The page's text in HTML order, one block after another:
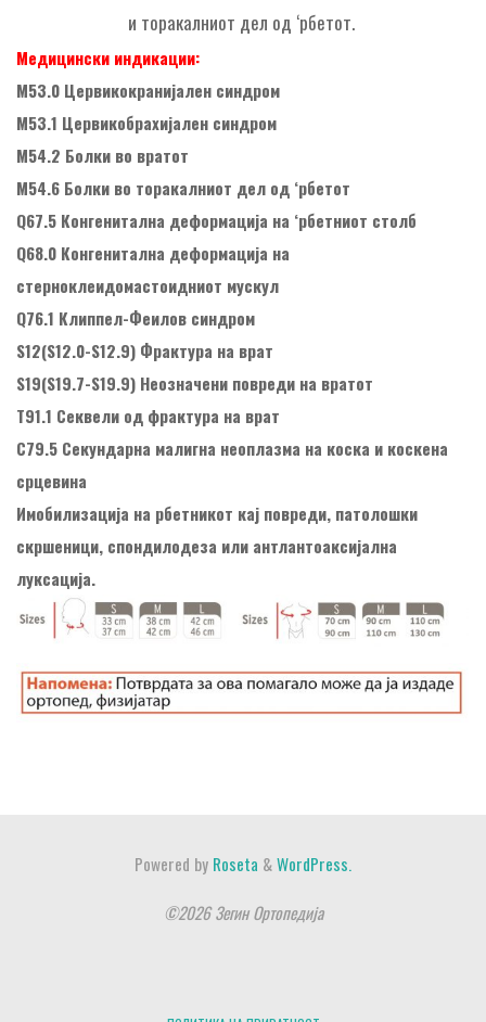
и торакалниот дел од ‘рбетот.
Медицински индикации:
М53.0 Цервикокранијален синдром
М53.1 Цервикобрахијален синдром
М54.2 Болки во вратот
М54.6 Болки во торакалниот дел од ‘рбетот
Q67.5 Конгенитална деформација на ‘рбетниот столб
Q68.0 Конгенитална деформација на
стерноклеидомастоидниот мускул
Q76.1 Клиппел-Феилов синдром
S12(S12.0-S12.9) Фрактура на врат
S19(S19.7-S19.9) Неозначени повреди на вратот
Т91.1 Секвели од фрактура на врат
C79.5 Секундарна малигна неоплазма на коска и коскена
срцевина
Имобилизација на рбетникот кај повреди, патолошки
скршеници, спондилодеза или антлантоаксијална
луксација.
Powered by Roseta &WordPress.
©2026 Зегин Ортопедија